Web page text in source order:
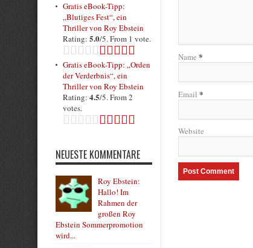
Name *
Email *
Website
Gratis eBook-Tipp:
„Blutiges Fest“, ein
Thriller von Roy Ebstein
Rating: 5.0/5. From 1 vote.
Gratis eBook-Tipp: „Orden
der Verderbnis“, ein
Thriller von Roy Ebstein
Rating: 4.5/5. From 2
votes.
NEUESTE KOMMENTARE
Roy Ebstein:
Hallo! Im
Rahmen der
großen Roy
Ebstein Sommerpromotion
wird...